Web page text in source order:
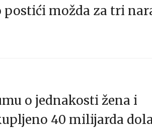
postići možda za tri
o jednakosti žena i
40 milijarda